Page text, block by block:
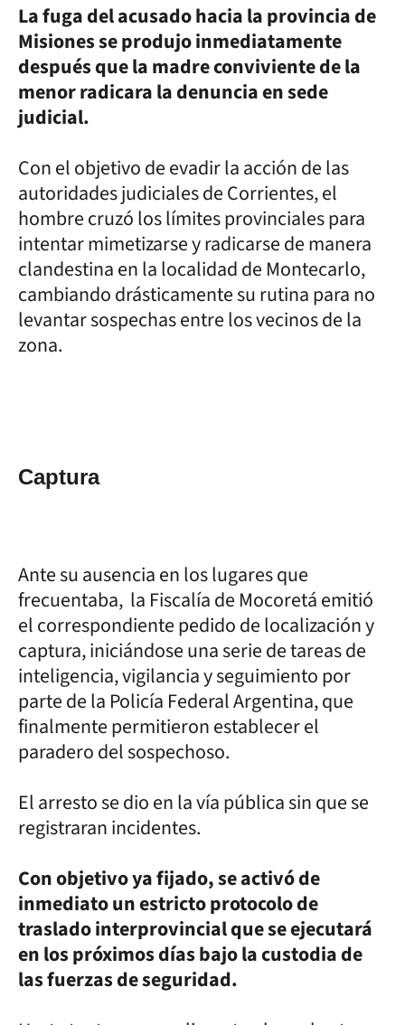
La fuga del acusado hacia la provincia de
Misiones se produjo inmediatamente
después que la madre conviviente de la
menor radicara la denuncia en sede
judicial.
Con el objetivo de evadir la acción de las
autoridades judiciales de Corrientes, el
hombre cruzó los límites provinciales para
intentar mimetizarse y radicarse de manera
clandestina en la localidad de Montecarlo,
cambiando drásticamente su rutina para no
levantar sospechas entre los vecinos de la
zona.
Captura
Ante su ausencia en los lugares que
frecuentaba, la Fiscalía de Mocoretá emitió
el correspondiente pedido de localización y
captura, iniciándose una serie de tareas de
inteligencia, vigilancia y seguimiento por
parte de la Policía Federal Argentina, que
finalmente permitieron establecer el
paradero del sospechoso.
El arresto se dio en la vía pública sin que se
registraran incidentes.
Con objetivo ya fijado, se activó de
inmediato un estricto protocolo de
traslado interprovincial que se ejecutará
en los próximos días bajo la custodia de
las fuerzas de seguridad.